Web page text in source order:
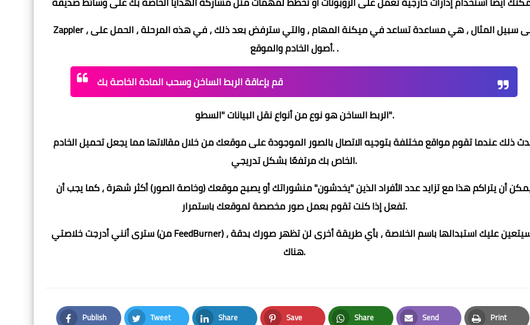
Zappler ، على سبيل المثال ، هي مساعدة تساعد في ميكنة المهام ، والتي سترفض بعد ذلك ، في هذه المرحلة ، الحمل على
أصول الخادم والموقع. .
قم بإعاقة الربط الساخن وسحب المادة الخاصة بك
الربط الساخن هو نوع من أنواع نقل البيانات "السطو".
الخاص بك مرتفعًا بشكل تدريجي.
أن يتراكم هذا مع تزايد عدد الأفراد الذين "يخدشون" منشوراتك أو يصبح موقعك (وخاصة الصور) أكثر شهرة ، كما يجب أن
تفعل إذا كنت تقوم بعمل صور مخصصة لموقعك باستمرار.
سترى أنني أدرجت خلاصتي (من FeedBurner) ، وسيتعين عليك استبدالها باسم الخلاصة ، بأي طريقة أخرى لن تظهر صورك بدقة
هناك.
Publish Tweet Share Save Share Send Print